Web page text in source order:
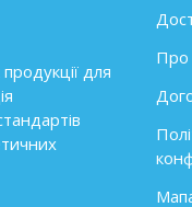
для
Про